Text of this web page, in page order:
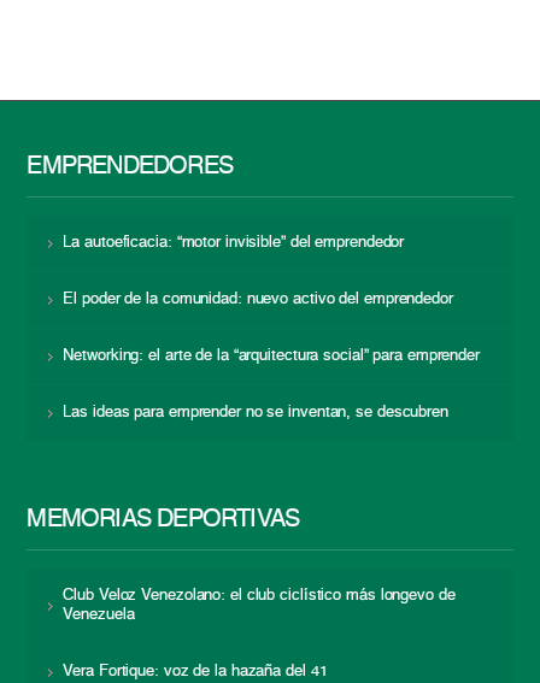
EMPRENDEDORES
La autoeficacia: “motor invisible” del emprendedor
El poder de la comunidad: nuevo activo del emprendedor
Networking: el arte de la “arquitectura social” para emprender
Las ideas para emprender no se inventan, se descubren
MEMORIAS DEPORTIVAS
Club Veloz Venezolano: el club ciclístico más longevo de
Venezuela
Vera Fortique: voz de la hazaña del 41